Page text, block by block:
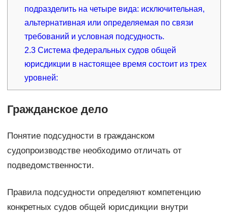
подразделить на четыре вида: исключительная,
альтернативная или определяемая по связи
требований и условная подсудность.
2.3 Система федеральных судов общей
юрисдикции в настоящее время состоит из трех
уровней:
Гражданское дело
Понятие подсудности в гражданском
судопроизводстве необходимо отличать от
подведомственности.
Правила подсудности определяют компетенцию
конкретных судов общей юрисдикции внутри